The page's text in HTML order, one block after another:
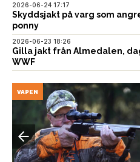
2026-06-24 17:17
Skyddsjakt på varg som
ponny
2026-06-23 18:26
Gilla jakt från Almedalen,
WWF
VAPEN